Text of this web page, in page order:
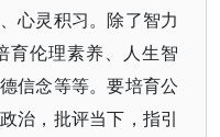
心灵积习。除了智力
育伦理素养、人生智
信念等等。要培育公
治，批评当下，指引